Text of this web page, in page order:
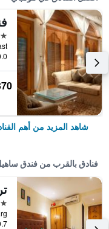
5 نجوم
0.0 كيلومتر
شاهد المزيد من أهم
فنادق بالقرب من فندق
3 نجوم
0.7 كيلومتر عن